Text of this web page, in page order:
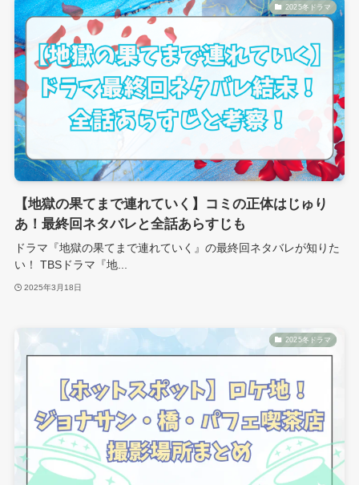
2025冬ドラマ
【地獄の果てまで連れていく】コミの正体はじゅり
あ！最終回ネタバレと全話あらすじも
ドラマ『地獄の果てまで連れていく』の最終回ネタバレが知りた
い！ TBSドラマ『地...
2025年3月18日
2025冬ドラマ